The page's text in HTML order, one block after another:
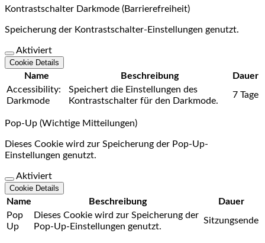
Kontrastschalter Darkmode (Barrierefreiheit)
Speicherung der Kontrastschalter-Einstellungen genutzt.
Aktiviert
Cookie Details
Name Beschreibung
Dauer
Accessibility:
Darkmode
Speichert die Einstellungen des
Kontrastschalter für den Darkmode.
7 Tage
Pop-Up (Wichtige Mitteilungen)
Dieses Cookie wird zur Speicherung der Pop-Up-
Einstellungen genutzt.
Aktiviert
Cookie Details
Name Beschreibung
Dauer
Pop
Up
Dieses Cookie wird zur Speicherung der
Pop-Up-Einstellungen genutzt.
Sitzungsende